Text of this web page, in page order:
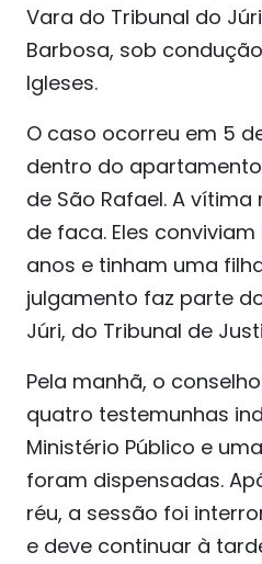
Vara do Tribunal do
Barbosa, sob
Igleses.
O caso ocorreu em 5
dentro do
de São Rafael. A
de faca. Eles
anos e tinham uma
julgamento faz parte
Júri, do Tribunal de
Pela manhã, o
quatro testemunhas
Ministério Público e
foram dispensadas.
réu, a sessão foi
e deve continuar à